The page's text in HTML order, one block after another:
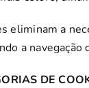
eliminam a
a
DE